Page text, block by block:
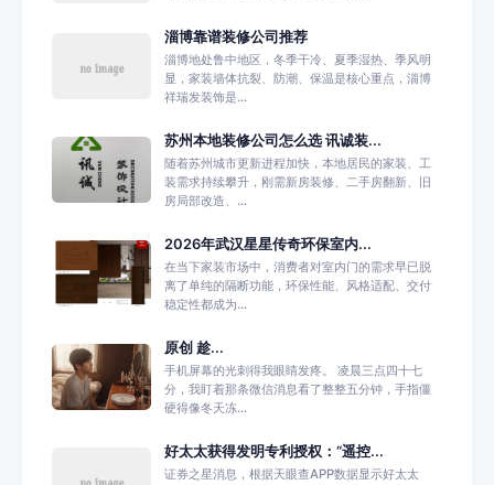
淄博靠谱装修公司推荐
淄博地处鲁中地区，冬季干冷、夏季湿热、季风明
显，家装墙体抗裂、防潮、保温是核心重点，淄博
祥瑞发装饰是...
苏州本地装修公司怎么选 讯诚装...
随着苏州城市更新进程加快，本地居民的家装、工
装需求持续攀升，刚需新房装修、二手房翻新、旧
房局部改造、...
2026年武汉星星传奇环保室内...
在当下家装市场中，消费者对室内门的需求早已脱
离了单纯的隔断功能，环保性能、风格适配、交付
稳定性都成为...
原创 趁...
手机屏幕的光刺得我眼睛发疼。 凌晨三点四十七
分，我盯着那条微信消息看了整整五分钟，手指僵
硬得像冬天冻...
好太太获得发明专利授权：“遥控...
证券之星消息，根据天眼查APP数据显示好太太